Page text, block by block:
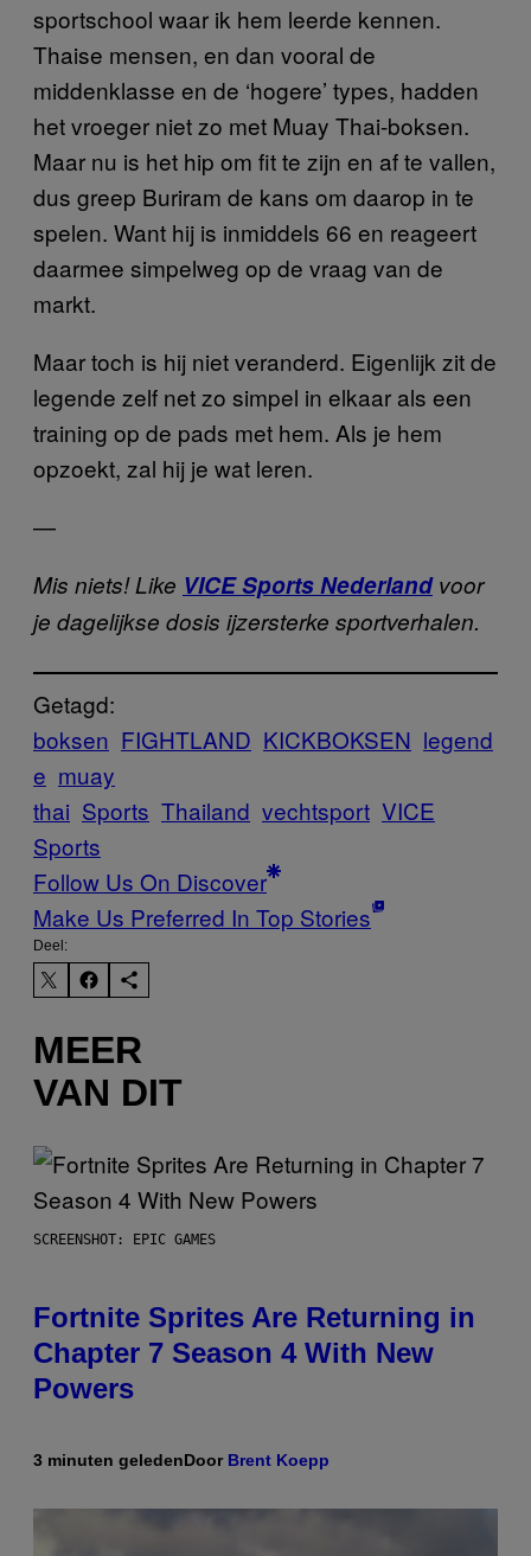
sportschool waar ik hem leerde kennen.
Thaise mensen, en dan vooral de
middenklasse en de ‘hogere’ types, hadden
het vroeger niet zo met Muay Thai-boksen.
Maar nu is het hip om fit te zijn en af te vallen,
dus greep Buriram de kans om daarop in te
spelen. Want hij is inmiddels 66 en reageert
daarmee simpelweg op de vraag van de
markt.
Maar toch is hij niet veranderd. Eigenlijk zit de
legende zelf net zo simpel in elkaar als een
training op de pads met hem. Als je hem
opzoekt, zal hij je wat leren.
—
Mis niets! Like VICE Sports Nederlandvoor
je dagelijkse dosis ijzersterke sportverhalen.
Getagd:
boksen FIGHTLAND KICKBOKSEN legend
e muay
thai Sports Thailand vechtsport VICE
Sports
Follow Us On Discover
Make Us Preferred In Top Stories
Deel:
MEER
VAN DIT
SCREENSHOT: EPIC GAMES
Fortnite Sprites Are Returning in
Chapter 7 Season 4 With New
Powers
3 minuten geledenDoor Brent Koepp